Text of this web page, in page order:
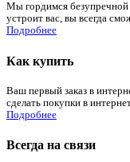
Мы гордимся безупречной
устроит вас, вы всегда
Подробнее
Как купить
Ваш первый заказ в
сделать покупки в
Подробнее
Всегда на связи